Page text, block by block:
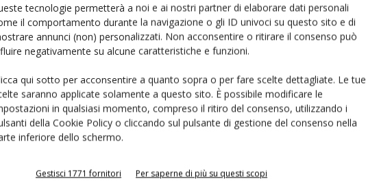
tecnologie permetterà a noi e ai nostri partner di elaborare dati personali
il comportamento durante la navigazione o gli ID univoci su questo sito e di
annunci (non) personalizzati. Non acconsentire o ritirare il consenso può
negativamente su alcune caratteristiche e funzioni.
qui sotto per acconsentire a quanto sopra o per fare scelte dettagliate. Le tue
saranno applicate solamente a questo sito. È possibile modificare le
in qualsiasi momento, compreso il ritiro del consenso, utilizzando i
della Cookie Policy o cliccando sul pulsante di gestione del consenso nella
inferiore dello schermo.
Gestisci 1771 fornitori Per saperne di più su questi scopi
home: la sfida passa da
Siemens e NVIDIA insieme sull’IA